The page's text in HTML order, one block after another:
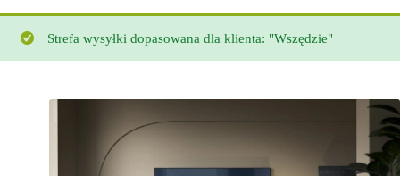
Strefa wysyłki dopasowana dla klienta: "Wszędzie"